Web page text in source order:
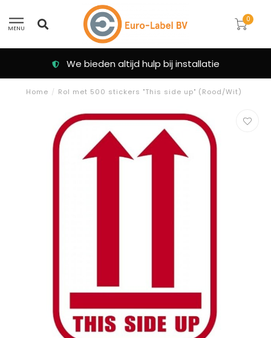
MENU
0
We bieden altijd hulp bij installatie
Home / Rol met 500 stickers "This side up" (Rood/Wit)